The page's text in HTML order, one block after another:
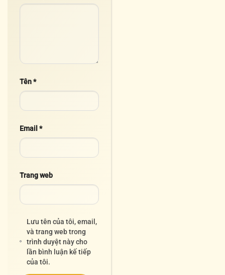
Tên*
Email *
Trang web
Lưu tên của tôi, email,
và trang web trong
trình duyệt này cho
lần bình luận kế tiếp
của tôi.